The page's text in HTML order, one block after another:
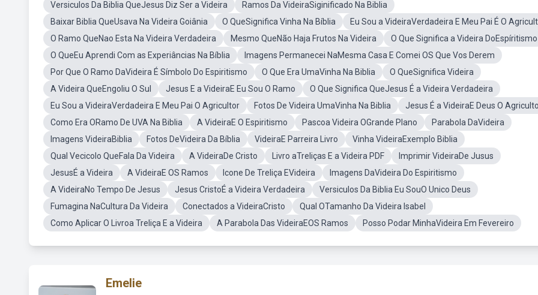
Versiculos Da Biblia QueJesus Diz Ser a Videira
Ramos Da VideiraSiginificado Na Biblia
Baixar Biblia QueUsava Na Videira Goiânia
O QueSignifica Vinha Na Bíblia
Eu Sou a VideiraVerdadeira E Meu Pai É O
O Ramo QueNao Esta Na Videira Verdadeira
Mesmo QueNão Haja Frutos Na Videira
O Que Significa a Videira DoEspíritismo
O QueEu Aprendi Com as Experiâncias Na Bíblia
Imagens Permanecei NaMesma Casa E Comei OS Que Vos Derem
Por Que O Ramo DaVideira É Símbolo Do Espiritismo
O Que Era UmaVinha Na Biblia
O QueSignifica Videira
A Videira QueEngoliu O Sul
Jesus E a VideiraE Eu Sou O Ramo
O Que Significa QueJesus É a Videira Verdadeira
Eu Sou a VideiraVerdadeira E Meu Pai O Agricultor
Fotos De Videira UmaVinha Na Biblia
Jesus É a VideiraE Deus O
Como Era ORamo De UVA Na Biblia
A VideiraE O Espiritismo Pascoa Videira OGrande Plano
Parabola DaVideira
Imagens VideiraBiblia
Fotos DeVideira Da Bíblia VideiraE Parreira Livro
Vinha VideiraExemplo Biblia
Qual Vecicolo QueFala Da Videira
A VideiraDe Cristo Livro aTreliças E a Videira PDF
Imprimir VideiraDe Jusus
JesusÉ a Videira
A VideiraE OS Ramos Icone De Treliça EVideira
Imagens DaVideira Do Espiritismo
A VideiraNo Tempo De Jesus
Jesus CristoÉ a Videira Verdadeira
Versiculos Da Biblia Eu SouO Unico Deus
Fumagina NaCultura Da Videira
Conectados a VideiraCristo
Qual OTamanho Da Videira Isabel
Como Aplicar O Livroa Treliça E a Videira
A Parabola Das VideiraEOS Ramos Posso Podar MinhaVideira Em Fevereiro
Emelie